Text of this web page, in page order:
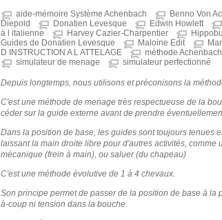
aide-mémoire Système Achenbach Benno Von
Diepold
Donatien Levesque Edwin Howlett
à l italienne
Harvey Cazier-Charpentier
Guides de Donatien Levesque
Maloine Edit
D INSTRUCTION A L ATTELAGE
méthode Achenbach
simulateur de menage
simulateur perfectionné
Depuis longtemps, nous utilisons et préconisons la
C'est une méthode de menage très respectueuse de la
céder sur la guide externe avant de prendre
Dans la position de base, les guides sont toujours tenues
laissant la main droite libre pour d'autres activités, comme
mécanique (frein à main), ou saluer (du chapeau)
C'est une méthode évolutive de 1 à 4 chevaux.
Son principe permet de passer de la position de base à la
à-coup ni tension dans la bouche.